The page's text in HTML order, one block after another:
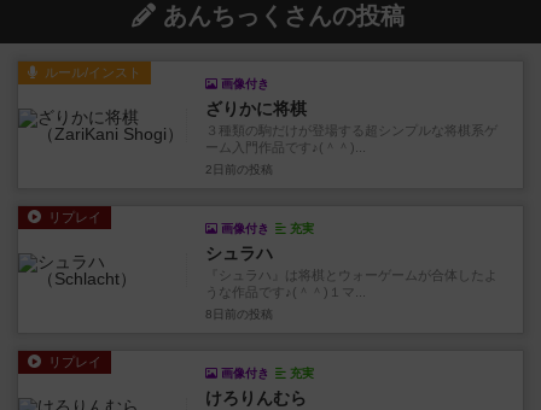
あんちっくさんの投稿
ルール/インスト
画像付き
ざりかに将棋
３種類の駒だけが登場する超シンプルな将棋系ゲ
ーム入門作品です♪(＾＾)...
2日前 の投稿
リプレイ
画像付き 充実
シュラハ
『シュラハ』は将棋とウォーゲームが合体したよ
うな作品です♪(＾＾)１マ...
8日前 の投稿
リプレイ
画像付き 充実
けろりんむら